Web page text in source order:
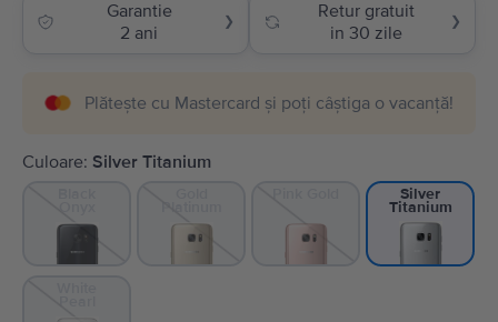
Garantie
2 ani
❯
Retur gratuit
in 30 zile
❯
Plătește cu Mastercard și poți câștiga o vacanță!
Culoare: Silver Titanium
Silver
Titanium